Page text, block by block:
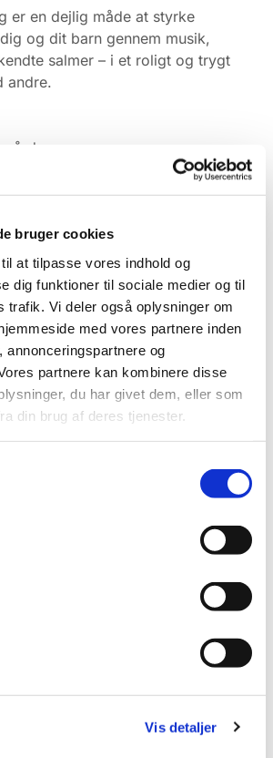
bruger cookies
at tilpasse vores indhold og
dig funktioner til sociale medier og til
trafik. Vi deler også oplysninger om
med vores partnere inden
annonceringspartnere og
partnere kan kombinere disse
du har givet dem, eller som
din brug af deres tjenester.
Vis detaljer
er en dejlig måde at styrke
og dit barn gennem musik,
salmer – i et roligt og trygt
andre.
på:
– uanset om du er vant til at
ej. Tag din baby under armen,
til at fylde sognegården med